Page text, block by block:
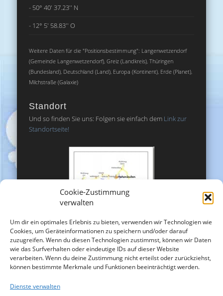
Cookie-Zustimmung
verwalten
Um dir ein optimales Erlebnis zu bieten, verwenden wir Technologien wie
Cookies, um Geräteinformationen zu speichern und/oder darauf
zuzugreifen. Wenn du diesen Technologien zustimmst, können wir Daten
wie das Surfverhalten oder eindeutige IDs auf dieser Website
verarbeiten. Wenn du deine Zustimmung nicht erteilst oder zurückziehst,
können bestimmte Merkmale und Funktionen beeinträchtigt werden.
Dienste verwalten
- 50° 40' 37.23'' N
- 12° 5' 58.83'' O
Weitere Daten für die "Positionsbestimmung": Langenwetzendorf
(Gemeinde Langenwetzendorf), Greiz (Landkreis), Thüringen
(Bundesland), Deutschland (Land), Europa (Kontinent), Erde (Planet),
Milchstraße (Galaxie)
Standort
Und so finden Sie uns: Folgen sie einfach dem Link zur
Standortseite!